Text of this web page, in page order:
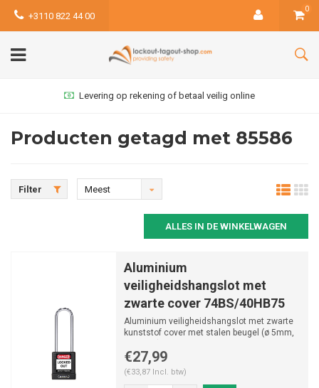
+3110 822 44 00
0
Levering op rekening of betaal veilig online
Producten getagd met 85586
Filter
Meest
ALLES IN DE WINKELWAGEN
Aluminium
veiligheidshangslot met
zwarte cover 74BS/40HB75
Aluminium veiligheidshangslot met zwarte
kunststof cover met stalen beugel (ø 5mm,
€27,99
(€33,87 Incl. btw)